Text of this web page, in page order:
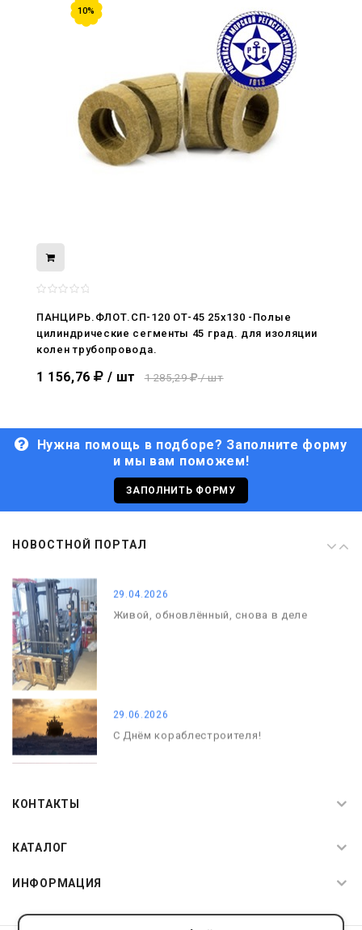
10%
ПАНЦИРЬ.ФЛОТ.СП-120 ОТ-45 25x130 -Полые
цилиндрические сегменты 45 град. для изоляции
колен трубопровода.
1 156,76 / шт 1 285,29 / шт
Нужна помощь в подборе? Заполните форму
и мы вам поможем!
ЗАПОЛНИТЬ ФОРМУ
НОВОСТНОЙ ПОРТАЛ
нами
29.06.2026
С Днём кораблестроителя!
С Днём Победы. Память, которая с
29.04.2026
Живой, обновлённый, снова в деле
29.06.2026
С Днём кораблестроителя!
КОНТАКТЫ
КАТАЛОГ
ИНФОРМАЦИЯ